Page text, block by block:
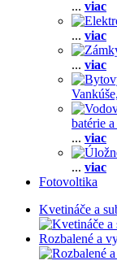
... viac
... viac
... viac
Vankúše,
batérie
... viac
... viac
Fotovoltika
Kvetináče a
Rozbalené a